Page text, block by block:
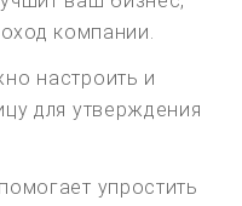
компании.
настроить и
для утверждения
упростить